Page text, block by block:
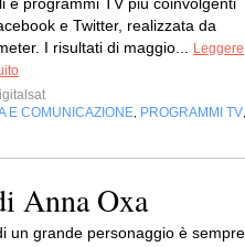
e Twitter, realizzata da
I risultati di maggio...
Leggere
E COMUNICAZIONE PROGRAMMI TV
Anna Oxa
un grande personaggio è sempre